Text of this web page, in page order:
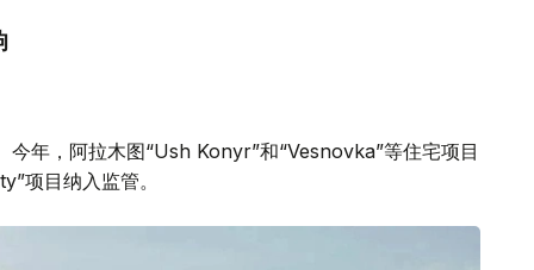
年，阿拉木图“Ush Konyr”和“Vesnovka”等住宅项目
项目纳入监管。